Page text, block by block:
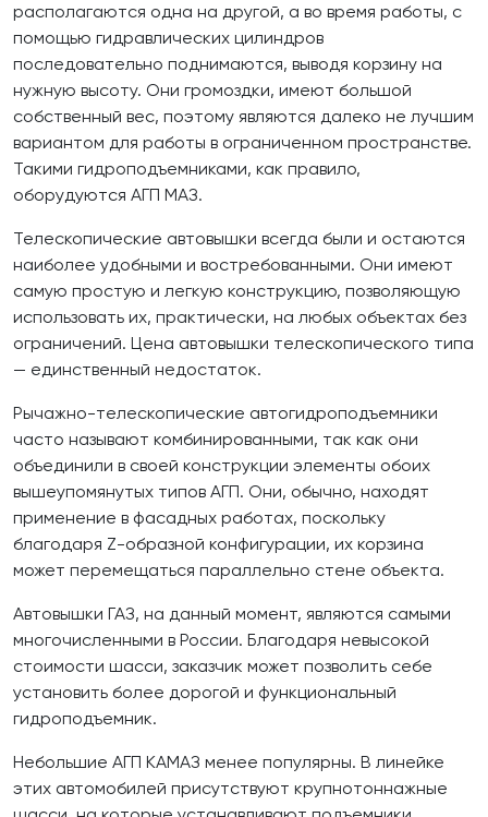
располагаются одна на другой, а во время работы, с
помощью гидравлических цилиндров
последовательно поднимаются, выводя корзину на
нужную высоту. Они громоздки, имеют большой
собственный вес, поэтому являются далеко не лучшим
вариантом для работы в ограниченном пространстве.
Такими гидроподъемниками, как правило,
оборудуются АГП МАЗ.
Телескопические автовышки всегда были и остаются
наиболее удобными и востребованными. Они имеют
самую простую и легкую конструкцию, позволяющую
использовать их, практически, на любых объектах без
ограничений. Цена автовышки телескопического типа
— единственный недостаток.
Рычажно-телескопические автогидроподъемники
часто называют комбинированными, так как они
объединили в своей конструкции элементы обоих
вышеупомянутых типов АГП. Они, обычно, находят
применение в фасадных работах, поскольку
благодаря Z-образной конфигурации, их корзина
может перемещаться параллельно стене объекта.
Автовышки ГАЗ, на данный момент, являются самыми
многочисленными в России. Благодаря невысокой
стоимости шасси, заказчик может позволить себе
установить более дорогой и функциональный
гидроподъемник.
Небольшие АГП КАМАЗ менее популярны. В линейке
этих автомобилей присутствуют крупнотоннажные